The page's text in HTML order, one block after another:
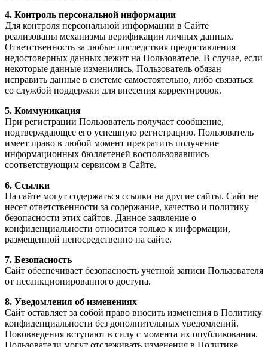
4. Контроль персональной информации
Для контроля персональной информации в Сайте
реализованы механизмы верификации личных данных.
Ответственность за любые последствия предоставления
недостоверных данных лежит на Пользователе. В случае, если
некоторые данные изменились, Пользователь обязан
исправить данные в системе самостоятельно, либо связаться
со службой поддержки для внесения корректировок.
5. Коммуникация
При регистрации Пользователь получает сообщение,
подтверждающее его успешную регистрацию. Пользователь
имеет право в любой момент прекратить получение
информационных бюллетеней воспользовавшись
соответствующим сервисом в Сайте.
6. Ссылки
На сайте могут содержаться ссылки на другие сайты. Сайт не
несет ответственности за содержание, качество и политику
безопасности этих сайтов. Данное заявление о
конфиденциальности относится только к информации,
размещенной непосредственно на сайте.
7. Безопасность
Сайт обеспечивает безопасность учетной записи Пользователя
от несанкционированного доступа.
8. Уведомления об изменениях
Сайт оставляет за собой право вносить изменения в Политику
конфиденциальности без дополнительных уведомлений.
Нововведения вступают в силу с момента их опубликования.
Пользователи могут отслеживать изменения в Политике